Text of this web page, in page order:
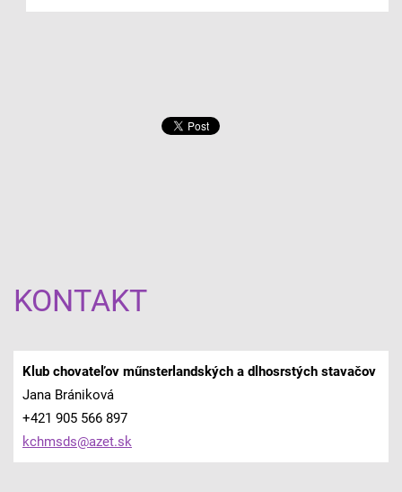
KONTAKT
Klub chovateľov műnsterlandských a dlhosrstých stavačov
Jana Brániková
+421 905 566 897
kchmsds@azet.sk